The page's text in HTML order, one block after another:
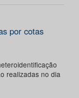
por cotas
realizadas no dia